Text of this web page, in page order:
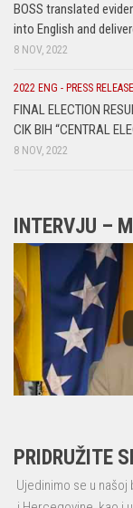
BOSS translated
into English and
8 NOV, 2022
2022 ENG - PRESS
FINAL ELECTION
CIK BIH “CENTRAL
8 NOV, 2022
INTERVJU –
PRIDRUŽITE
Ujedinimo se u